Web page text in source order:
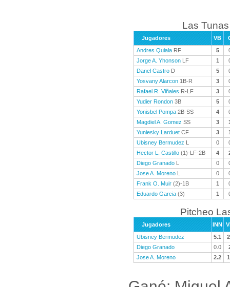
Las
Jugadores VB
Andres Quiala RF 5
Jorge A. Yhonson LF 1
Danel Castro D 5
Yosvany Alarcon 1B-R 3
Rafael R. Viñales R-LF 3
Yudier Rondon 3B 5
Yonisbel Pompa 2B-SS 4
Magdiel A. Gomez SS 3
Yuniesky Larduet CF 3
Ubisney Bermudez L 0
Hector L. Castillo (1)-LF-2B 4
Diego Granado L 0
Jose A. Moreno L 0
Frank O. Muir (2)-1B 1
Eduardo Garcia (3) 1
Pitcheo
Jugadores INN
Ubisney Bermudez
5.1
Diego Granado
0.0
Jose A. Moreno
2.2